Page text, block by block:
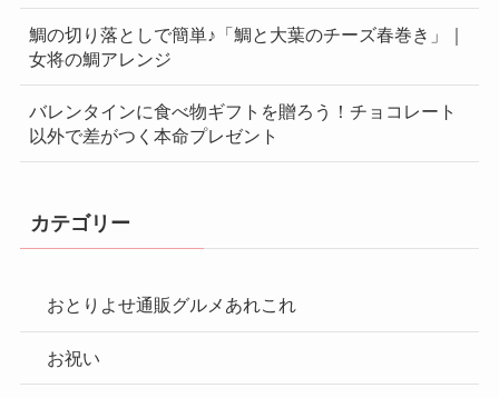
鯛の切り落としで簡単♪「鯛と大葉のチーズ春巻き」｜
女将の鯛アレンジ
バレンタインに食べ物ギフトを贈ろう！チョコレート
以外で差がつく本命プレゼント
カテゴリー
おとりよせ通販グルメあれこれ
お祝い